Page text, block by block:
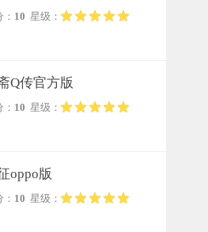
10 星级：
Q传官方版
10 星级：
oppo版
10 星级：